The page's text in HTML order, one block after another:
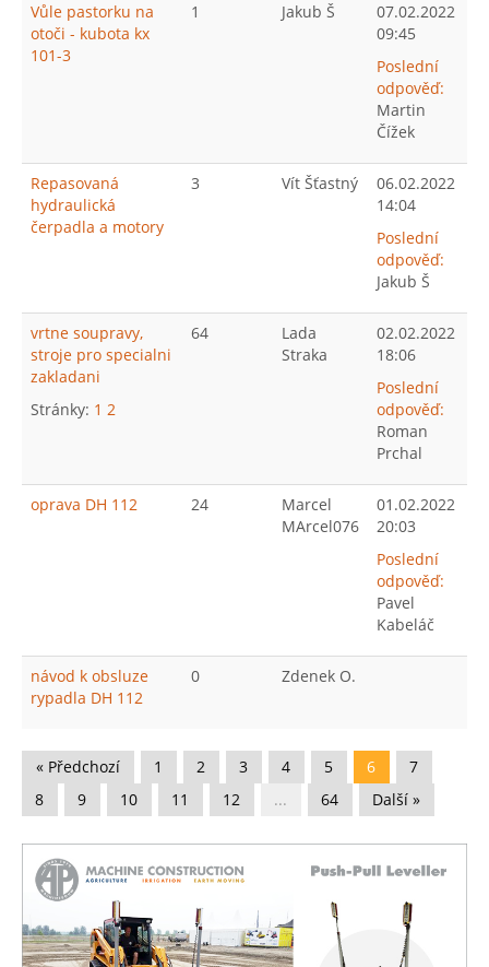
Vůle pastorku na
otoči - kubota kx
101-3
1 Jakub Š
07.02.2022
09:45
Poslední
odpověď:
Martin
Čížek
Repasovaná
hydraulická
čerpadla a motory
3 Vít Šťastný
06.02.2022
14:04
Poslední
odpověď:
Jakub Š
vrtne soupravy,
stroje pro specialni
zakladani
Stránky: 1 2
64
Lada
Straka
02.02.2022
18:06
Poslední
odpověď:
Roman
Prchal
oprava DH 112 24
Marcel
MArcel076
01.02.2022
20:03
Poslední
odpověď:
Pavel
Kabeláč
návod k obsluze
rypadla DH 112
0 Zdenek O.
« Předchozí 1 2 3 4 5 6
7
8
9 10 11 12 ... 64 Další »